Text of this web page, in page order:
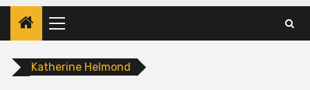
Primary
Menu
Katherine Helmond